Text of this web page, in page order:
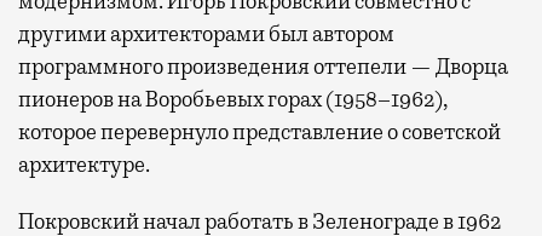
другими архитекторами был автором
программного произведения оттепели — Дворца
пионеров на Воробьевых горах (1958–1962),
которое перевернуло представление о советской
архитектуре.
Покровский начал работать в Зеленограде в 1962